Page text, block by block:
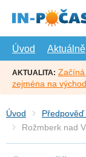
hlavní
Úvod
Aktuálně
AKTUALITA:
zejména na
Úvod
Rožmberk nad